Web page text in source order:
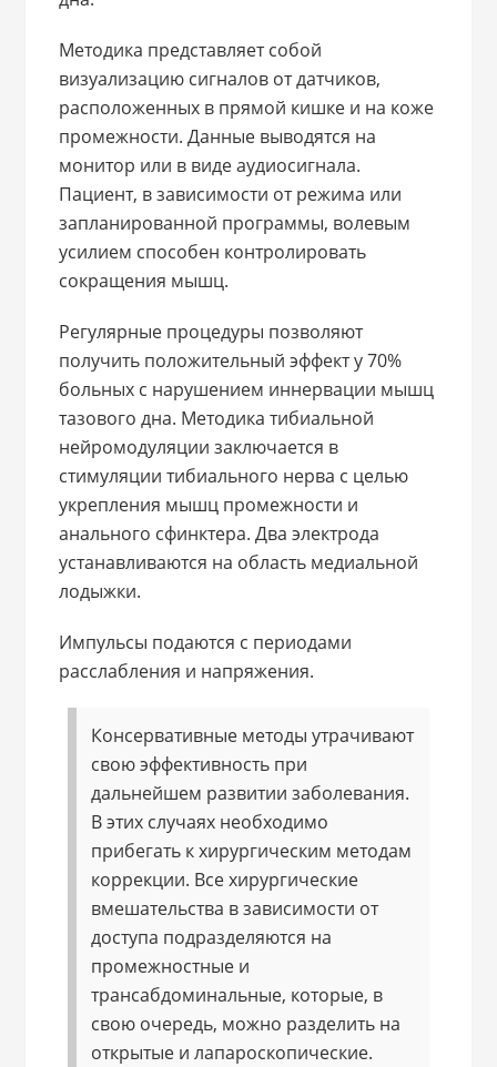
Методика представляет собой
визуализацию сигналов от датчиков,
расположенных в прямой кишке и на коже
промежности. Данные выводятся на
монитор или в виде аудиосигнала.
Пациент, в зависимости от режима или
запланированной программы, волевым
усилием способен контролировать
сокращения мышц.
Регулярные процедуры позволяют
получить положительный эффект у 70%
больных с нарушением иннервации мышц
тазового дна. Методика тибиальной
нейромодуляции заключается в
стимуляции тибиального нерва с целью
укрепления мышц промежности и
анального сфинктера. Два электрода
устанавливаются на область медиальной
лодыжки.
Импульсы подаются с периодами
расслабления и напряжения.
Консервативные методы утрачивают
свою эффективность при
дальнейшем развитии заболевания.
В этих случаях необходимо
прибегать к хирургическим методам
коррекции. Все хирургические
вмешательства в зависимости от
доступа подразделяются на
промежностные и
трансабдоминальные, которые, в
свою очередь, можно разделить на
открытые и лапароскопические.